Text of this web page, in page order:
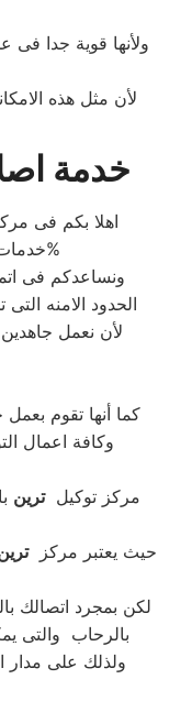
ولأنها قوية جدا فى
لأن مثل هذه
خدمة
اهلا بكم فى
.لأن قطع الغيار اصلية 100%
ونساعدكم فى
الحدود الامنه
لأن نعمل
كما أنها تقوم
وكافة اعمال
مركز توكيلترين
حيث يعتبر مركز
لكن بمجرد اتصالك
بالرحاب والتى
ولذلك على مدار